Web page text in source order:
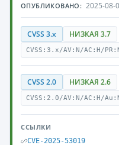
ОПУБЛИКОВАНО: 2025-08-
CVSS 3.x НИЗКАЯ 3.7
CVSS:3.x/AV:N/AC:H/
CVSS 2.0 НИЗКАЯ 2.6
CVSS:2.0/AV:N/AC:H/
ССЫЛКИ
CVE-2025-53019